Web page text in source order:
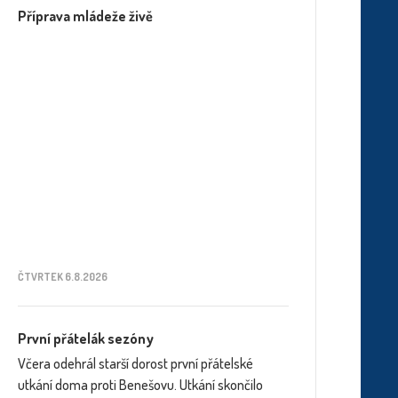
Příprava mládeže živě
ČTVRTEK 6.8.2026
První přátelák sezóny
Včera odehrál starší dorost první přátelské
utkání doma proti Benešovu. Utkání skončilo